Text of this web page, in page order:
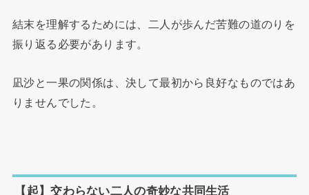
結末を理解するためには、二人が歩んだ苦難の道のりを
振り返る必要があります。
凪沙と一果の関係は、決して最初から良好なものではあ
りませんでした。
【起】交わらない二人の奇妙な共同生活